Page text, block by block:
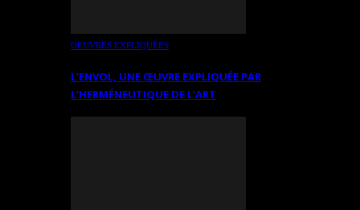
OEUVRES EXPLIQUÉES
L’ENVOL, UNE ŒUVRE EXPLIQUÉE PAR
L’HERMÉNEUTIQUE DE L’ART